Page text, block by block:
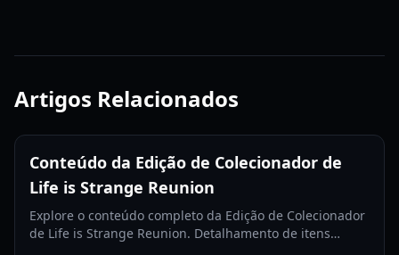
Artigos Relacionados
Conteúdo da Edição de Colecionador de
Life is Strange Reunion
Explore o conteúdo completo da Edição de Colecionador
de Life is Strange Reunion. Detalhamento de itens